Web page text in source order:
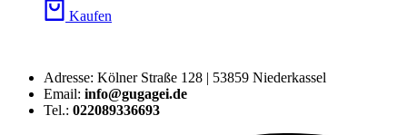
Kaufen
Adresse: Kölner Straße 128 | 53859 Niederkassel
Email: info@gugagei.de
Tel.: 022089336693